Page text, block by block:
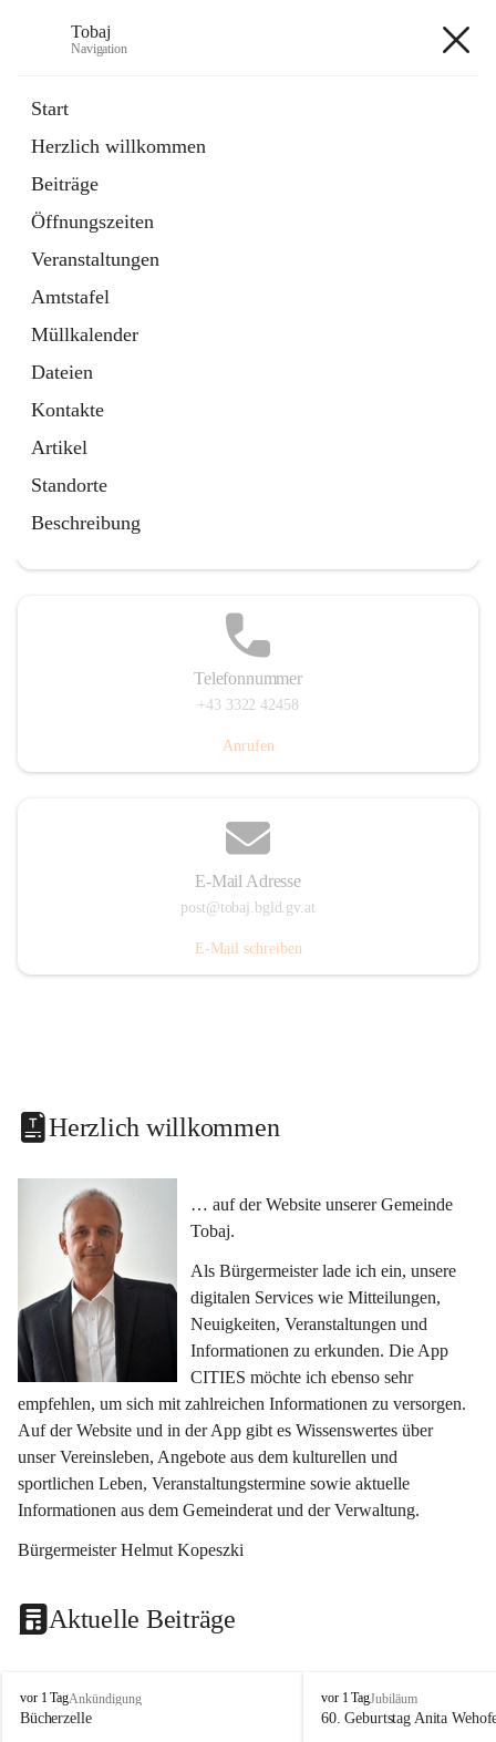
Tobaj
Navigation
Start
Herzlich willkommen
Beiträge
Öffnungszeiten
Veranstaltungen
Amtstafel
Müllkalender
Dateien
Kontakte
Artikel
Standorte
Beschreibung
Externe Webseite
in
Tab
Formulare
2 Schnellzugriffe
Telefonnummer
+43 3322 42458
Anrufen
E-Mail Adresse
post@tobaj.bgld.gv.at
E-Mail schreiben
Herzlich willkommen
… auf der Website unserer Gemeinde
Tobaj.
Als Bürgermeister lade ich ein, unsere
digitalen Services wie Mitteilungen,
Neuigkeiten, Veranstaltungen und
Informationen zu erkunden. Die App
CITIES möchte ich ebenso sehr
empfehlen, um sich mit zahlreichen Informationen zu versorgen.
Auf der Website und in der App gibt es Wissenswertes über
unser Vereinsleben, Angebote aus dem kulturellen und
sportlichen Leben, Veranstaltungstermine sowie aktuelle
Informationen aus dem Gemeinderat und der Verwaltung.
Bürgermeister Helmut Kopeszki
Aktuelle Beiträge
T
o
vor 1 TagAnkündigung
Bücherzelle
T
o
vor 1 TagJubiläum
60. Geburtstag Anita